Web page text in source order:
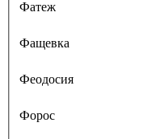
Фатеж
Фащевка
Феодосия
Форос